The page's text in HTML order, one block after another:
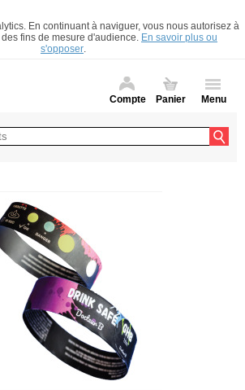
En continuant à naviguer, vous nous autorisez à
fins de mesure d'audience. En savoir plus ou
s'opposer.
Compte Panier Menu